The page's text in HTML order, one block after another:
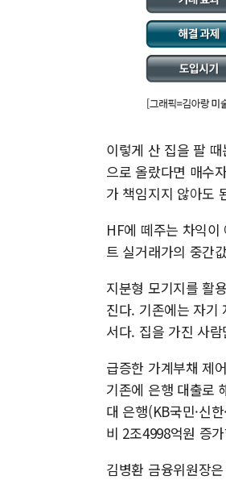
이렇게 산 집을 팔
으로 올랐다면 매수
가 책임지지 않아도
HF에 떼주는 차익
트 실거래가의 중간
지분형 모기지를 활
진다. 기존에는 자기
서다. 집을 가진 사
급증한 가계부채 제
기존에 은행 대출로
대 은행(KB국민·신
비 2조4998억원 증
김병환 금융위원장